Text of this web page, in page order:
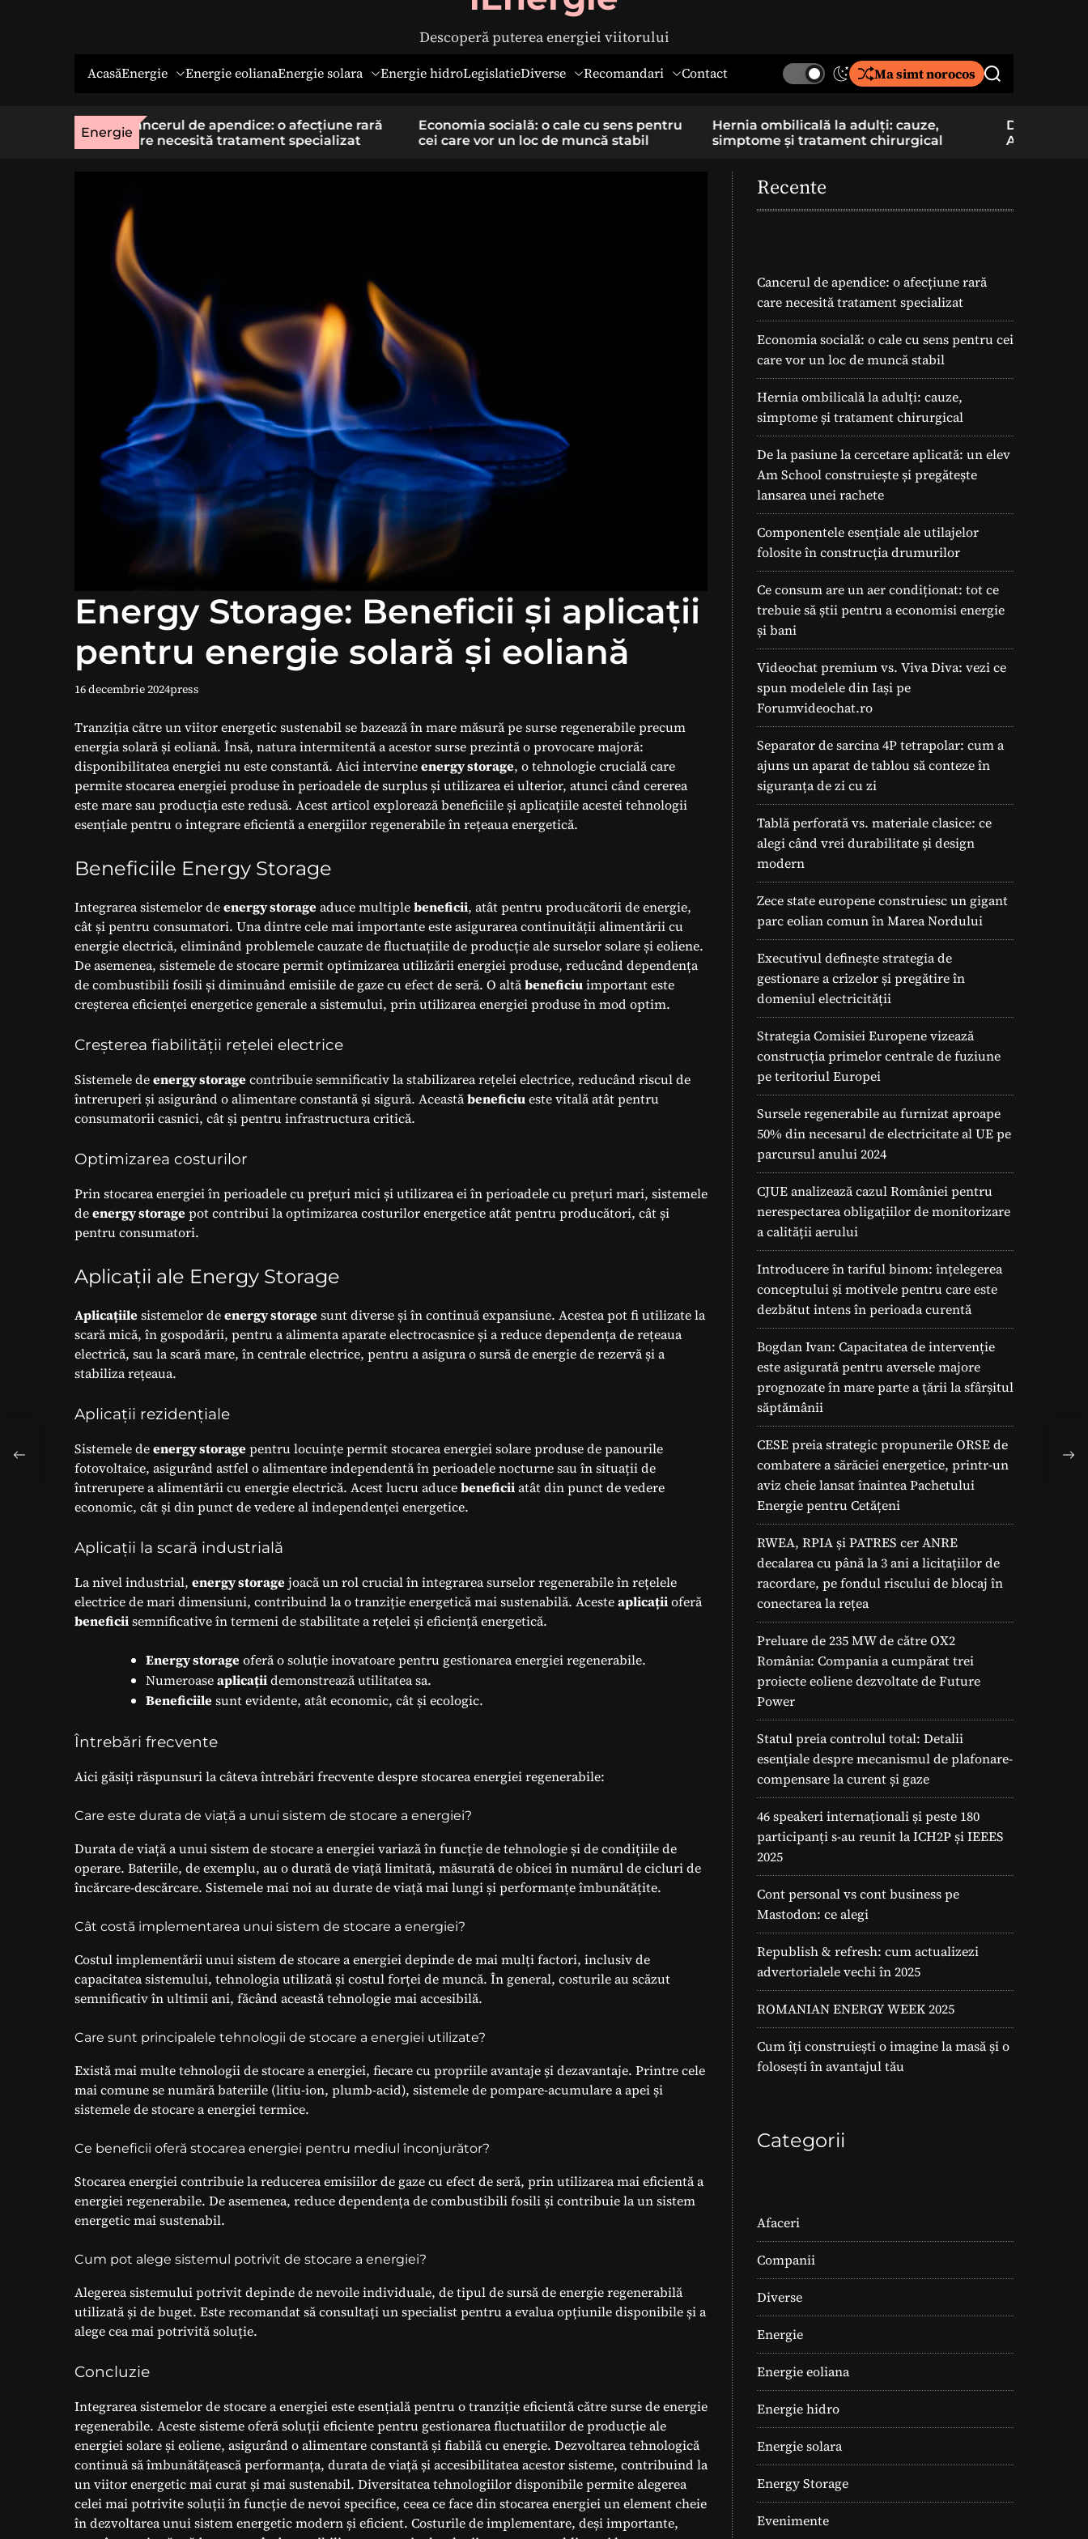
Descoperă puterea energiei viitorului
AcasăEnergie Energie eolianaEnergie solara Energie hidroLegislatieDiverse Recomandari Contact
S
t
c
o
l
o
d
e
Ma simt norocos
S
Energie
afecțiune rară
Economia socială: o cale cu sens pentru
cei care vor un loc de muncă stabil
Hernia ombilicală la adulți: cauze,
simptome și tratament chirurgical
De la pasiune la cercetare aplicată: un elev
Am School construiește și pregătește
Energy Storage: Beneficii și aplicații
pentru energie solară și eoliană
16 decembrie 2024press
Tranziția către un viitor energetic sustenabil se bazează în mare măsură pe surse regenerabile precum
energia solară și eoliană. Însă, natura intermitentă a acestor surse prezintă o provocare majoră:
disponibilitatea energiei nu este constantă. Aici intervineenergy storage, o tehnologie crucială care
permite stocarea energiei produse în perioadele de surplus și utilizarea ei ulterior, atunci când cererea
este mare sau producția este redusă. Acest articol explorează beneficiile și aplicațiile acestei tehnologii
esențiale pentru o integrare eficientă a energiilor regenerabile în rețeaua energetică.
Beneficiile Energy Storage
Integrarea sistemelor deenergy storageaduce multiplebeneficii, atât pentru producătorii de energie,
cât și pentru consumatori. Una dintre cele mai importante este asigurarea continuității alimentării cu
energie electrică, eliminând problemele cauzate de fluctuațiile de producție ale surselor solare și eoliene.
De asemenea, sistemele de stocare permit optimizarea utilizării energiei produse, reducând dependența
de combustibili fosili și diminuând emisiile de gaze cu efect de seră. O altăbeneficiuimportant este
creșterea eficienței energetice generale a sistemului, prin utilizarea energiei produse în mod optim.
Creșterea fiabilității rețelei electrice
Sistemele deenergy storagecontribuie semnificativ la stabilizarea rețelei electrice, reducând riscul de
întreruperi și asigurând o alimentare constantă și sigură. Aceastăbeneficiueste vitală atât pentru
consumatorii casnici, cât și pentru infrastructura critică.
Optimizarea costurilor
Prin stocarea energiei în perioadele cu prețuri mici și utilizarea ei în perioadele cu prețuri mari, sistemele
deenergy storagepot contribui la optimizarea costurilor energetice atât pentru producători, cât și
pentru consumatori.
Aplicații ale Energy Storage
Aplicațiilesistemelor deenergy storagesunt diverse și în continuă expansiune. Acestea pot fi utilizate la
scară mică, în gospodării, pentru a alimenta aparate electrocasnice și a reduce dependența de rețeaua
electrică, sau la scară mare, în centrale electrice, pentru a asigura o sursă de energie de rezervă și a
stabiliza rețeaua.
Aplicații rezidențiale
Sistemele deenergy storagepentru locuințe permit stocarea energiei solare produse de panourile
fotovoltaice, asigurând astfel o alimentare independentă în perioadele nocturne sau în situații de
întrerupere a alimentării cu energie electrică. Acest lucru aducebeneficiiatât din punct de vedere
economic, cât și din punct de vedere al independenței energetice.
Aplicații la scară industrială
La nivel industrial, energy storagejoacă un rol crucial în integrarea surselor regenerabile în rețelele
electrice de mari dimensiuni, contribuind la o tranziție energetică mai sustenabilă. Acesteaplicațiioferă
beneficiisemnificative în termeni de stabilitate a rețelei și eficiență energetică.
Energy storageoferă o soluție inovatoare pentru gestionarea energiei regenerabile.
Numeroaseaplicațiidemonstrează utilitatea sa.
Beneficiilesunt evidente, atât economic, cât și ecologic.
Întrebări frecvente
Aici găsiți răspunsuri la câteva întrebări frecvente despre stocarea energiei regenerabile:
Care este durata de viață a unui sistem de stocare a energiei?
Durata de viață a unui sistem de stocare a energiei variază în funcție de tehnologie și de condițiile de
operare. Bateriile, de exemplu, au o durată de viață limitată, măsurată de obicei în numărul de cicluri de
încărcare-descărcare. Sistemele mai noi au durate de viață mai lungi și performanțe îmbunătățite.
Cât costă implementarea unui sistem de stocare a energiei?
Costul implementării unui sistem de stocare a energiei depinde de mai mulți factori, inclusiv de
capacitatea sistemului, tehnologia utilizată și costul forței de muncă. În general, costurile au scăzut
semnificativ în ultimii ani, făcând această tehnologie mai accesibilă.
Care sunt principalele tehnologii de stocare a energiei utilizate?
Există mai multe tehnologii de stocare a energiei, fiecare cu propriile avantaje și dezavantaje. Printre cele
mai comune se numără bateriile (litiu-ion, plumb-acid), sistemele de pompare-acumulare a apei și
sistemele de stocare a energiei termice.
Ce beneficii oferă stocarea energiei pentru mediul înconjurător?
Stocarea energiei contribuie la reducerea emisiilor de gaze cu efect de seră, prin utilizarea mai eficientă a
energiei regenerabile. De asemenea, reduce dependența de combustibili fosili și contribuie la un sistem
energetic mai sustenabil.
Cum pot alege sistemul potrivit de stocare a energiei?
Alegerea sistemului potrivit depinde de nevoile individuale, de tipul de sursă de energie regenerabilă
utilizată și de buget. Este recomandat să consultați un specialist pentru a evalua opțiunile disponibile și a
alege cea mai potrivită soluție.
Concluzie
Integrarea sistemelor de stocare a energiei este esențială pentru o tranziție eficientă către surse de energie
regenerabile. Aceste sisteme oferă soluții eficiente pentru gestionarea fluctuatiilor de producție ale
energiei solare și eoliene, asigurând o alimentare constantă și fiabilă cu energie. Dezvoltarea tehnologică
continuă să îmbunătățească performanța, durata de viață și accesibilitatea acestor sisteme, contribuind la
un viitor energetic mai curat și mai sustenabil. Diversitatea tehnologiilor disponibile permite alegerea
celei mai potrivite soluții în funcție de nevoi specifice, ceea ce face din stocarea energiei un element cheie
în dezvoltarea unui sistem energetic modern și eficient. Costurile de implementare, deși importante,
Recente
Cancerul de apendice: o afecțiune rară
care necesită tratament specializat
Economia socială: o cale cu sens pentru cei
care vor un loc de muncă stabil
Hernia ombilicală la adulți: cauze,
simptome și tratament chirurgical
De la pasiune la cercetare aplicată: un elev
Am School construiește și pregătește
lansarea unei rachete
Componentele esențiale ale utilajelor
folosite în construcția drumurilor
Ce consum are un aer condiționat: tot ce
trebuie să știi pentru a economisi energie
și bani
Videochat premium vs. Viva Diva: vezi ce
spun modelele din Iași pe
Forumvideochat.ro
Separator de sarcina 4P tetrapolar: cum a
ajuns un aparat de tablou să conteze în
siguranța de zi cu zi
Tablă perforată vs. materiale clasice: ce
alegi când vrei durabilitate și design
modern
Zece state europene construiesc un gigant
parc eolian comun în Marea Nordului
Executivul definește strategia de
gestionare a crizelor și pregătire în
domeniul electricității
Strategia Comisiei Europene vizează
construcția primelor centrale de fuziune
pe teritoriul Europei
Sursele regenerabile au furnizat aproape
50% din necesarul de electricitate al UE pe
parcursul anului 2024
CJUE analizează cazul României pentru
nerespectarea obligațiilor de monitorizare
a calității aerului
Introducere în tariful binom: înțelegerea
conceptului și motivele pentru care este
dezbătut intens în perioada curentă
Bogdan Ivan: Capacitatea de intervenție
este asigurată pentru aversele majore
prognozate în mare parte a ţării la sfârșitul
săptămânii
CESE preia strategic propunerile ORSE de
combatere a sărăciei energetice, printr-un
aviz cheie lansat înaintea Pachetului
Energie pentru Cetățeni
RWEA, RPIA și PATRES cer ANRE
decalarea cu până la 3 ani a licitațiilor de
racordare, pe fondul riscului de blocaj în
conectarea la rețea
Preluare de 235 MW de către OX2
România: Compania a cumpărat trei
proiecte eoliene dezvoltate de Future
Power
Statul preia controlul total: Detalii
esențiale despre mecanismul de plafonare-
compensare la curent și gaze
46 speakeri internaționali și peste 180
participanți s-au reunit la ICH2P și IEEES
2025
Cont personal vs cont business pe
Mastodon: ce alegi
Republish & refresh: cum actualizezi
advertorialele vechi în 2025
ROMANIAN ENERGY WEEK 2025
Cum îți construiești o imagine la masă și o
folosești în avantajul tău
Categorii
Afaceri
Companii
Diverse
Energie
Energie eoliana
Energie hidro
Energie solara
Energy Storage
Evenimente